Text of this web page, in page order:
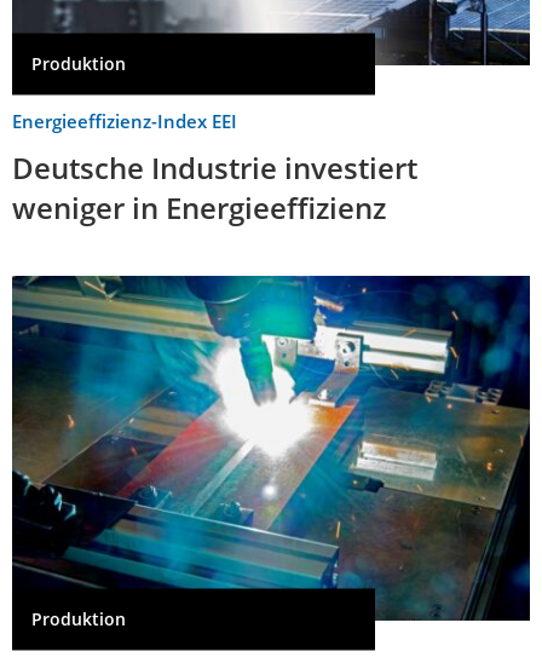
Produktion
Energieeffizienz-Index EEI
Deutsche Industrie investiert
weniger in Energieeffizienz
Produktion